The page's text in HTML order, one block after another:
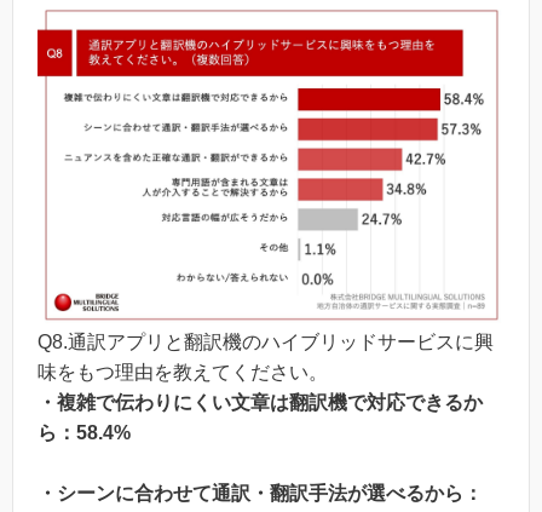
Q8.通訳アプリと翻訳機のハイブリッドサービスに興
味をもつ理由を教えてください。
・複雑で伝わりにくい文章は翻訳機で対応できるか
ら：58.4%
・シーンに合わせて通訳・翻訳手法が選べるから：